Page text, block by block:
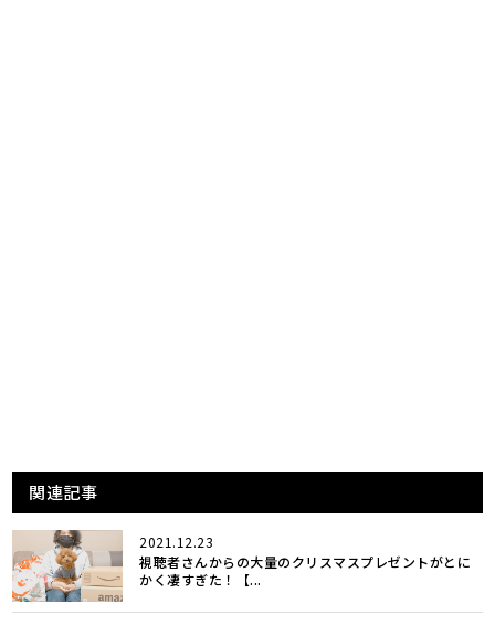
関連記事
2021.12.23
視聴者さんからの大量のクリスマスプレゼントがとに
かく凄すぎた！【...